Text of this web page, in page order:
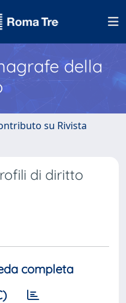
della
su Rivista
di diritto
completa